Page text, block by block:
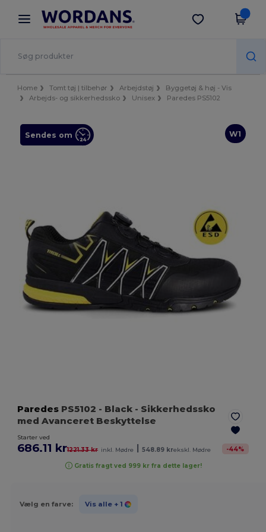
× Wordans-app
Bedre priser i appen!
Hent app
Home Tomt tøj | tilbehør Arbejdstøj
Byggetøj & høj - Vis
Arbejds- og sikkerhedssko
Unisex Paredes PS5102
W1
Sendes om
Paredes PS5102 - Black - Sikkerhedssko
med Avanceret Beskyttelse
Starter ved
686.11 kr1221.33 kr inkl. Mødre 548.89 krekskl. Mødre -44%
Gratis fragt ved 999 kr fra dette lager!
Vælg en farve: Vis alle + 1